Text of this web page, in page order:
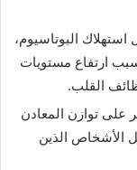
البوتاسيوم،
ارتفاع مستويات
القلب.
على توازن المعادن
الأشخاص الذين